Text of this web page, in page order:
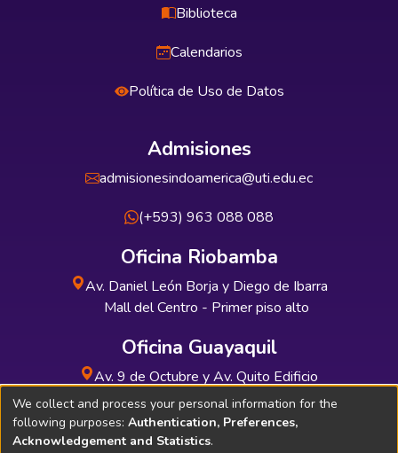
Biblioteca
Calendarios
Política de Uso de Datos
Admisiones
admisionesindoamerica@uti.edu.ec
(+593) 963 088 088
Oficina Riobamba
Av. Daniel León Borja y Diego de Ibarra
Mall del Centro - Primer piso alto
Oficina Guayaquil
Av. 9 de Octubre y Av. Quito Edificio
INDUAUTO - Planta baja
We collect and process your personal information for the
following purposes: Authentication, Preferences,
Acknowledgement and Statistics.